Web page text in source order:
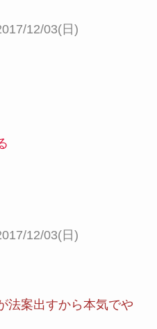
12/03(日)
12/03(日)
法案出すから本気でや